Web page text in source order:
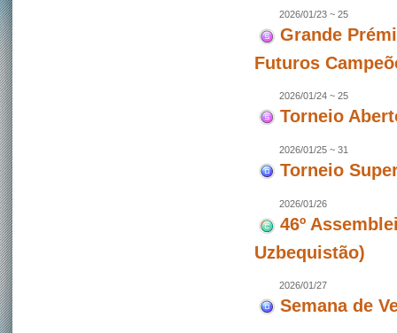
2026/01/23 ~ 25
Grande
Futuros
2026/01/24 ~ 25
Torneio
2026/01/25 ~ 31
Torneio
2026/01/26
46º
Uzbequistão)
2026/01/27
Semana de